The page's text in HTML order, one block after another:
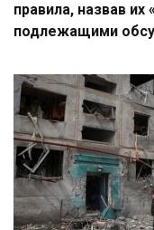
правила, назвав
подлежащими